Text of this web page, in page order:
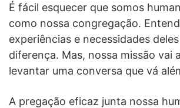
É fácil esquecer que somos
como nossa congregação.
experiências e necessidades
diferença. Mas, nossa missão vai
levantar uma conversa que vá
A pregação eficaz junta nossa